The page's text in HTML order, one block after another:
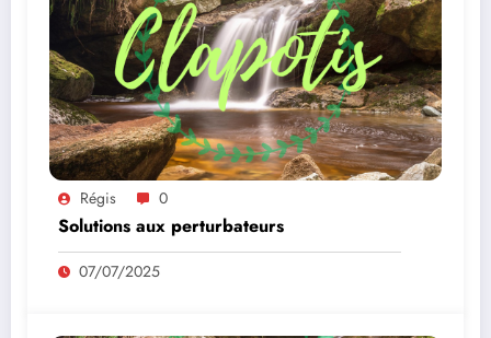
Régis 0
Solutions aux perturbateurs
07/07/2025